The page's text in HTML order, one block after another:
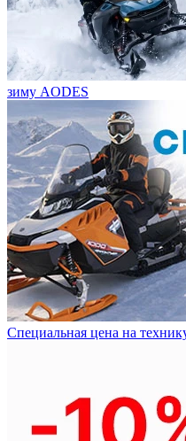
зиму AODES
Специальная цена на